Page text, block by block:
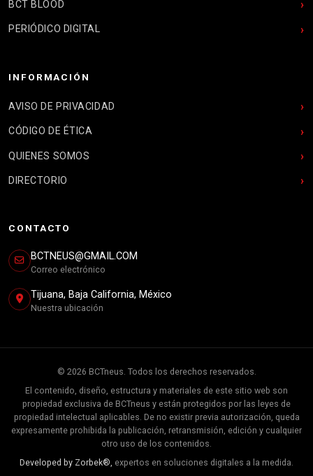
BCT BLOOD
PERIÓDICO DIGITAL
INFORMACIÓN
AVISO DE PRIVACIDAD
CÓDIGO DE ÉTICA
QUIENES SOMOS
DIRECTORIO
CONTACTO
BCTNEUS@GMAIL.COM
Correo electrónico
Tijuana, Baja California, México
Nuestra ubicación
© 2026 BCTneus. Todos los derechos reservados.
El contenido, diseño, estructura y materiales de este sitio web son
propiedad exclusiva de BCTneus y están protegidos por las leyes de
propiedad intelectual aplicables. De no existir previa autorización, queda
expresamente prohibida la publicación, retransmisión, edición y cualquier
otro uso de los contenidos.
Developed by Zorbek®, expertos en soluciones digitales a la medida.